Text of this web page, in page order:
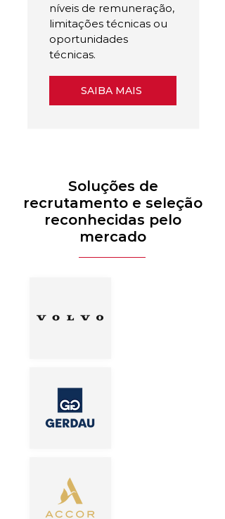
níveis de remuneração,
limitações técnicas ou
oportunidades
técnicas.
SAIBA MAIS
Soluções de
recrutamento e seleção
reconhecidas pelo
mercado